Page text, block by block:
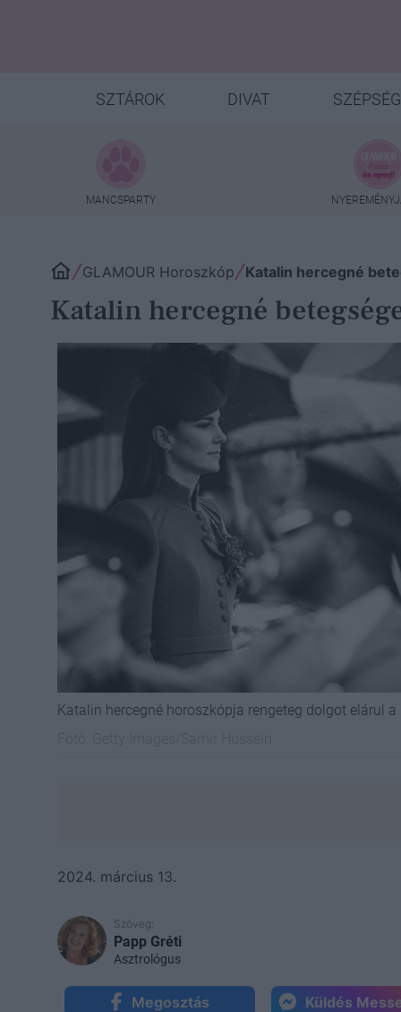
SZTÁROK DIVAT SZÉPSÉG
MANCSPARTY
GLAMOUR Horoszkóp Katalin hercegné
Katalin hercegné
Katalin hercegné horoszkópja rengeteg dolgot elárul
2024. március 13.
Szöveg:
Papp Gréti
Asztrológus
Megosztás Küldés